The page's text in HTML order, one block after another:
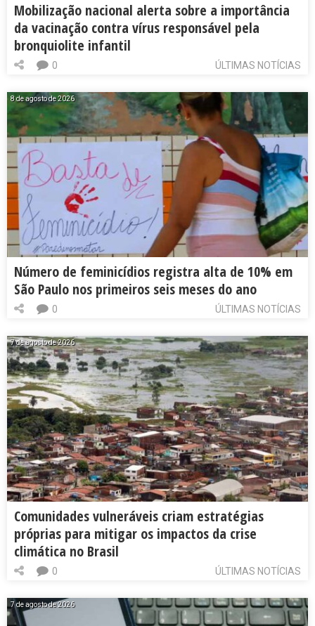
Mobilização nacional alerta sobre a importância
da vacinação contra vírus responsável pela
bronquiolite infantil
ÚLTIMAS NOTÍCIAS
0
8 de agosto de 2026
Número de feminicídios registra alta de 10% em
São Paulo nos primeiros seis meses do ano
ÚLTIMAS NOTÍCIAS
0
7 de agosto de 2026
Comunidades vulneráveis criam estratégias
próprias para mitigar os impactos da crise
climática no Brasil
ÚLTIMAS NOTÍCIAS
0
7 de agosto de 2026